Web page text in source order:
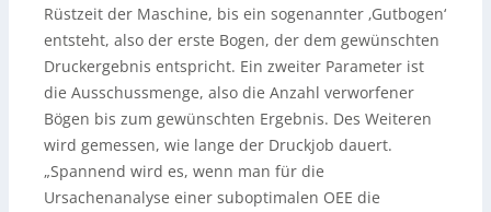
Rüstzeit der Maschine, bis ein sogenannter ‚Gutbogen‘
entsteht, also der erste Bogen, der dem gewünschten
Druckergebnis entspricht. Ein zweiter Parameter ist
die Ausschussmenge, also die Anzahl verworfener
Bögen bis zum gewünschten Ergebnis. Des Weiteren
wird gemessen, wie lange der Druckjob dauert.
„Spannend wird es, wenn man für die
Ursachenanalyse einer suboptimalen OEE die